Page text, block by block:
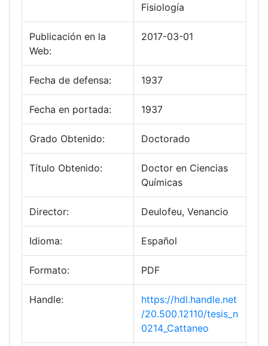
Fisiología
Publicación en la
Web:
2017-03-01
Fecha de defensa: 1937
Fecha en portada: 1937
Grado Obtenido: Doctorado
Título Obtenido:
Doctor en Ciencias
Químicas
Director: Deulofeu, Venancio
Idioma: Español
Formato: PDF
Handle:
https://hdl.handle.net
/20.500.12110/tesis_n
0214_Cattaneo